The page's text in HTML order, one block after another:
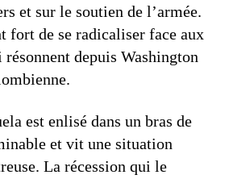
et sur le soutien de l’armée.
fort de se radicaliser face aux
depuis Washington
est enlisé dans un bras de
et vit une situation
La récession qui le